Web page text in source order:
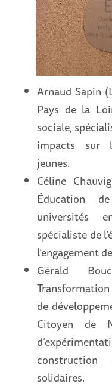
Arnaud Sapin
Pays de la
sociale,
impacts sur
jeunes.
Céline
Éducation
universités
spécialiste de
l’engagement
Gérald
de
Citoyen de
solidaires.